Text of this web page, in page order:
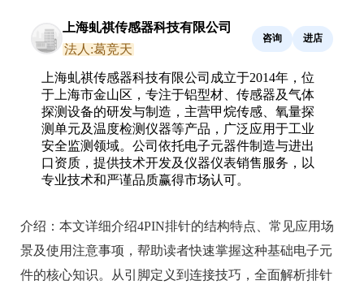
上海虬祺传感器科技有限公司
法人:葛竞天
咨询 进店
上海虬祺传感器科技有限公司成立于2014年，位
于上海市金山区，专注于铝型材、传感器及气体
探测设备的研发与制造，主营甲烷传感、氧量探
测单元及温度检测仪器等产品，广泛应用于工业
安全监测领域。公司依托电子元器件制造与进出
口资质，提供技术开发及仪器仪表销售服务，以
专业技术和严谨品质赢得市场认可。
介绍： 本文详细介绍4PIN排针的结构特点、常见应用场
景及使用注意事项，帮助读者快速掌握这种基础电子元
件的核心知识。从引脚定义到连接技巧，全面解析排针